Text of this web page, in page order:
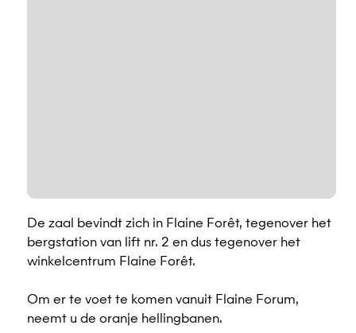
De zaal bevindt zich in Flaine Forêt, tegenover het
bergstation van lift nr. 2 en dus tegenover het
winkelcentrum Flaine Forêt.
Om er te voet te komen vanuit Flaine Forum,
neemt u de oranje hellingbanen.